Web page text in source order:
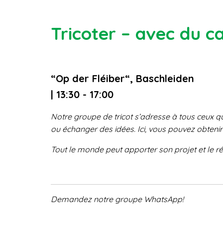
Tricoter – avec du
“Op der Fléiber“, Baschleiden
| 13:30 - 17:00
Notre groupe de tricot s’adresse à tous ceux
ou échanger des idées. Ici, vous pouvez
Tout le monde peut apporter son projetet le
Demandez notre groupe WhatsApp!